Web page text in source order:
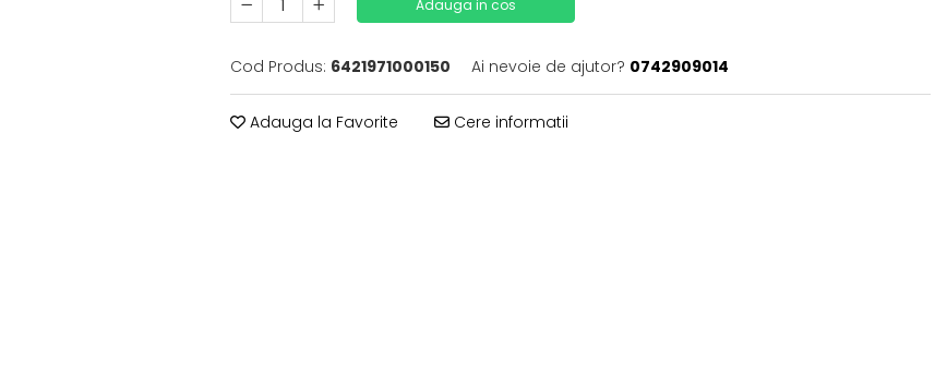
Adauga in cos
Cod Produs: 6421971000150 Ai nevoie de ajutor? 0742909014
Adauga la Favorite Cere informatii